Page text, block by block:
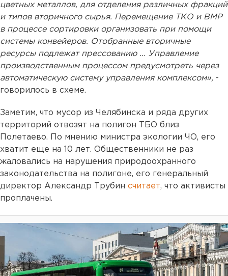
цветных металлов, для отделения различных фракций
и типов вторичного сырья. Перемещение ТКО и ВМР
в процессе сортировки организовать при помощи
системы конвейеров. Отобранные вторичные
ресурсы подлежат прессованию ... Управление
производственным процессом предусмотреть через
автоматическую систему управления комплексом», -
говорилось в схеме.
Заметим, что мусор из Челябинска и ряда других
территорий отвозят на полигон ТБО близ
Полетаево. По мнению министра экологии ЧО, его
хватит еще на 10 лет. Общественники не раз
жаловались на нарушения природоохранного
законодательства на полигоне, его генеральный
директор Александр Трубин считает, что активисты
проплачены.